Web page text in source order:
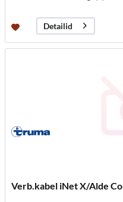
Detailid
Verb.kabel iNet X/Alde Co